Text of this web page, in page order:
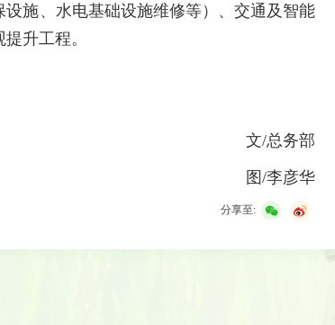
施、水电基础设施维修等）、交通及智能
升工程。
文/总务部
图/李彦华
分享至: